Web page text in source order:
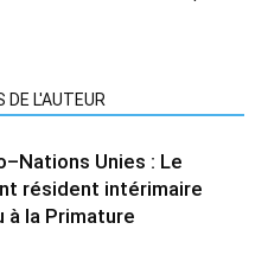
DE L'AUTEUR
Unies : Le
résident intérimaire
à la Primature